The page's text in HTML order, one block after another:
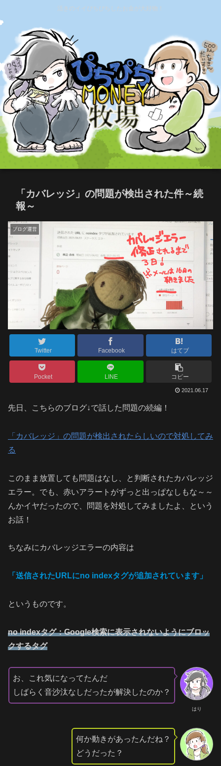
活きのイイぴちぴちしたお金が大好物！
「カバレッジ」の問題が検出された件～続
報～
ブログ運営
Twitter Facebook はてブ
Pocket LINE コピー
2021.06.17
先日、こちらのブログ↓で話した問題の続編！
「カバレッジ」の問題が検出されたらしいので対処してみ
る
このまま放置しても問題はなし、と判断されたカバレッジ
エラー。でも、赤いアラートがずっと出っぱなしもな～～
んかイヤだったので、問題を対処してみましたよ、という
お話！
ちなみにカバレッジエラーの内容は
「送信されたURLにno indexタグが追加されています」
というものです。
no indexタグ：Google検索に表示されないようにブロッ
クするタグ
はり
お、これ気になってたんだ
しばらく音沙汰なしだったが解決したのか？
何か動きがあったんだね？
どうだった？